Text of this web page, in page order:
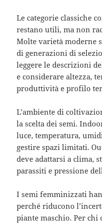
Le categorie classiche
restano utili, ma non
Molte varietà moderne
di generazioni di
leggere le descrizioni
e considerare altezza,
produttività e profilo
L’ambiente di
la scelta dei semi.
luce, temperatura,
gestire spazi limitati.
deve adattarsi a clima,
parassiti e pressione
I semi femminizzati
perché riducono
piante maschio. Per